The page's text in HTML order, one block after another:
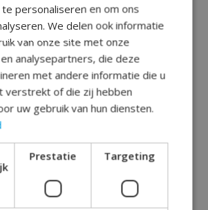
compleet feestpakket voor een
stoereBrandweerman Sampakket
41 producten, waaronder
bekers en uitdeelzakjes.
van Rainbow Feestshop heb je in
voor het perfecte kinderfeestje
thema voor je volgende
dan eens op onze paginaThema's
sam
Compleet
personaliseren en om ons
We delen ook informatie
van onze site met onze
analysepartners, die deze
met andere informatie die u
verstrekt of die zij hebben
uw gebruik van hun diensten.
Prestatie Targeting